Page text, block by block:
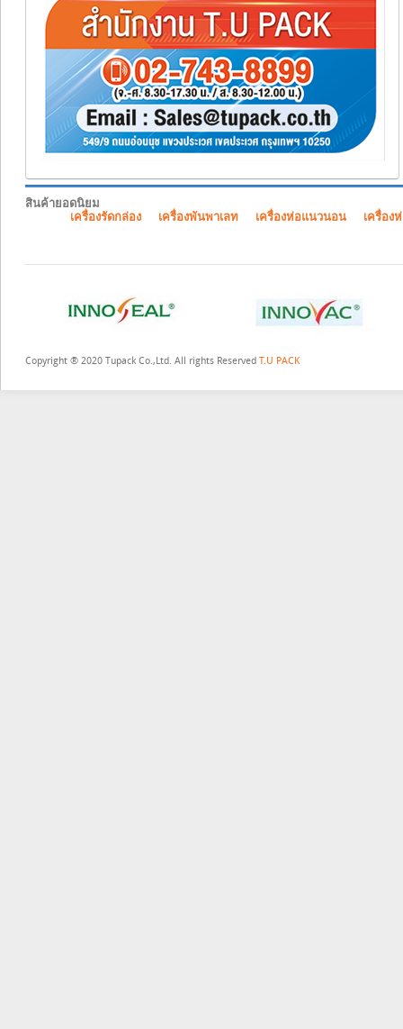
สินค้ายอดนิยม
เครื่องรัดกล่อง
เครื่องพันพาเลท เครื่องห่อแนวนอน เครื่อง
Copyright ® 2020 Tupack Co.,Ltd. All rights Reserved T.U PACK